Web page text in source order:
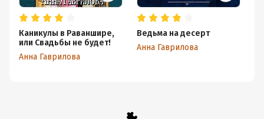
Каникулы в Раваншире,
или Свадьбы не будет!
Анна Гаврилова
Ведьма на десерт
Анна Гаврилова